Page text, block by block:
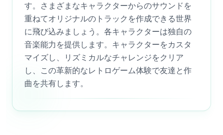
す。さまざまなキャラクターからのサウンドを
重ねてオリジナルのトラックを作成できる世界
に飛び込みましょう。各キャラクターは独自の
音楽能力を提供します。キャラクターをカスタ
マイズし、リズミカルなチャレンジをクリア
し、この革新的なレトロゲーム体験で友達と作
曲を共有します。